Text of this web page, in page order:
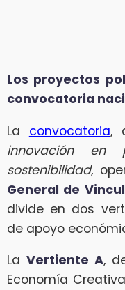
Los proyectos
convocatoria
La convocatoria,
innovación en
sostenibilidad,
General de
divide en dos
de apoyo
La Vertiente A,
Economía